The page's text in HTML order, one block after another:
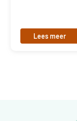
Lees meer